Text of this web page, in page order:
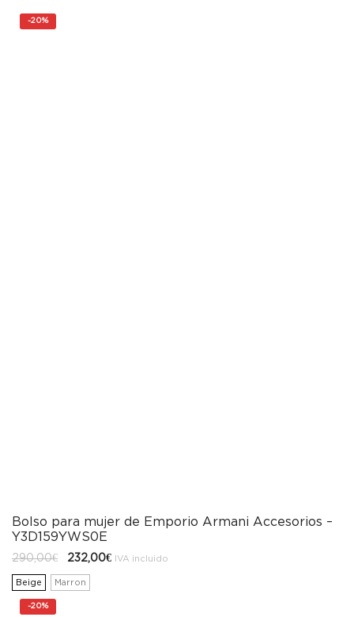
-20%
Bolso para mujer de Emporio Armani Accesorios –
Y3D159YWS0E
290,00€
El
original
era:
232,00€ElIVA incluido
Beige Marron
-20%